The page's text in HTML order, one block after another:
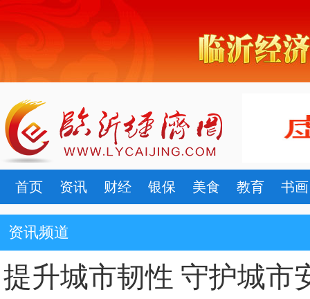
首页 资讯 财经 银保 美食 教育 书画
资讯频道
提升城市韧性 守护城